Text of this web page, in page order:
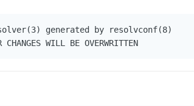
generated by resolvconf(8)
WILL BE OVERWRITTEN